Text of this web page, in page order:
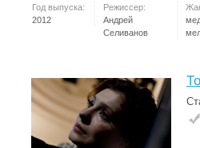
Год выпуска:
2012
Режиссер:
Андрей
Селиванов